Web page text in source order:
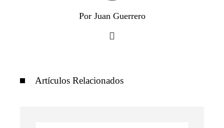
Por Juan Guerrero
Artículos Relacionados